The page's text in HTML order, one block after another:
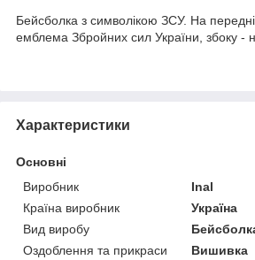
Бейсболка з символікою ЗСУ. На
емблема Збройних сил України, збоку -
Характеристики
Основні
Виробник
Inal
Країна виробник
Україна
Вид виробу
Оздоблення та прикраси
Вишивка